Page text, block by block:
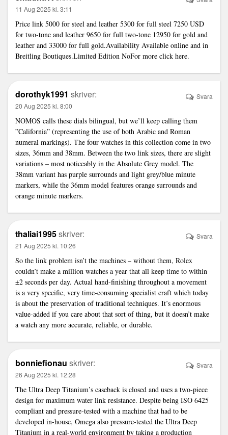
11 Aug 2025 kl. 3:11
Price link 5000 for steel and leather 5300 for full steel 7250 USD
for two-tone and leather 9650 for full two-tone 12950 for gold and
leather and 33000 for full gold.Availability Available online and in
Breitling Boutiques.Limited Edition NoFor more click here.
dorothyk1991 skriver:
20 Aug 2025 kl. 8:00
NOMOS calls these dials bilingual, but we’ll keep calling them
”California” (representing the use of both Arabic and Roman
numeral markings). The four watches in this collection come in two
sizes, 36mm and 38mm. Between the two link sizes, there are slight
variations – most noticeably in the Absolute Grey model. The
38mm variant has purple surrounds and light grey/blue minute
markers, while the 36mm model features orange surrounds and
orange minute markers.
Svara
thaliai1995skriver:
21 Aug 2025 kl. 10:26
So the link problem isn’t the machines – without them, Rolex
couldn’t make a million watches a year that all keep time to within
±2 seconds per day. Actual hand-finishing throughout a movement
is a very specific, very time-consuming specialist craft which today
is about the preservation of traditional techniques. It’s enormous
value-added if you care about that sort of thing, but it doesn’t make
a watch any more accurate, reliable, or durable.
Svara
bonniefionau skriver:
26 Aug 2025 kl. 12:28
The Ultra Deep Titanium’s caseback is closed and uses a two-piece
design for maximum water link resistance. Despite being ISO 6425
compliant and pressure-tested with a machine that had to be
developed in-house, Omega also pressure-tested the Ultra Deep
Titanium in a real-world environment by taking a production
Svara